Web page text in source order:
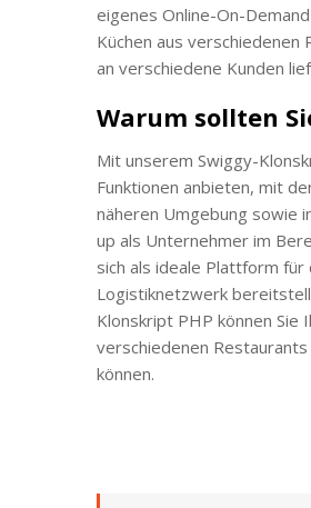
eigenes Online-On-
Küchen aus
an verschiedene Kunden
Warum sollten
Mit unserem Swiggy-
Funktionen anbieten, mit
näheren Umgebung sowie
up als Unternehmer im
sich als ideale Plattform
Logistiknetzwerk
Klonskript PHP können Sie
verschiedenen
können.